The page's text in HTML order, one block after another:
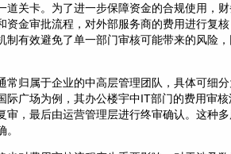
道关卡。为了进一步保障资金的合规使用，
金审批流程，对外部服务商的费用进行复
有效避免了单一部门审核可能带来的风险
常归属于企业的中高层管理团队，具体可细
际广场为例，其办公楼宇中IT部门的费用审
审，最后由运营管理层进行终审确认。这种